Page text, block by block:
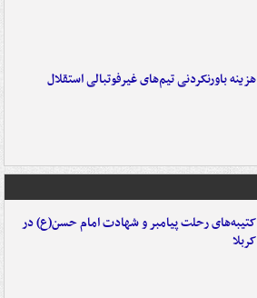
هزینه باورنکردنی تیم‌های غیرفوتبالی استقلال
کتیبه‌های رحلت پیامبر و شهادت امام حسن(ع) در
کربلا